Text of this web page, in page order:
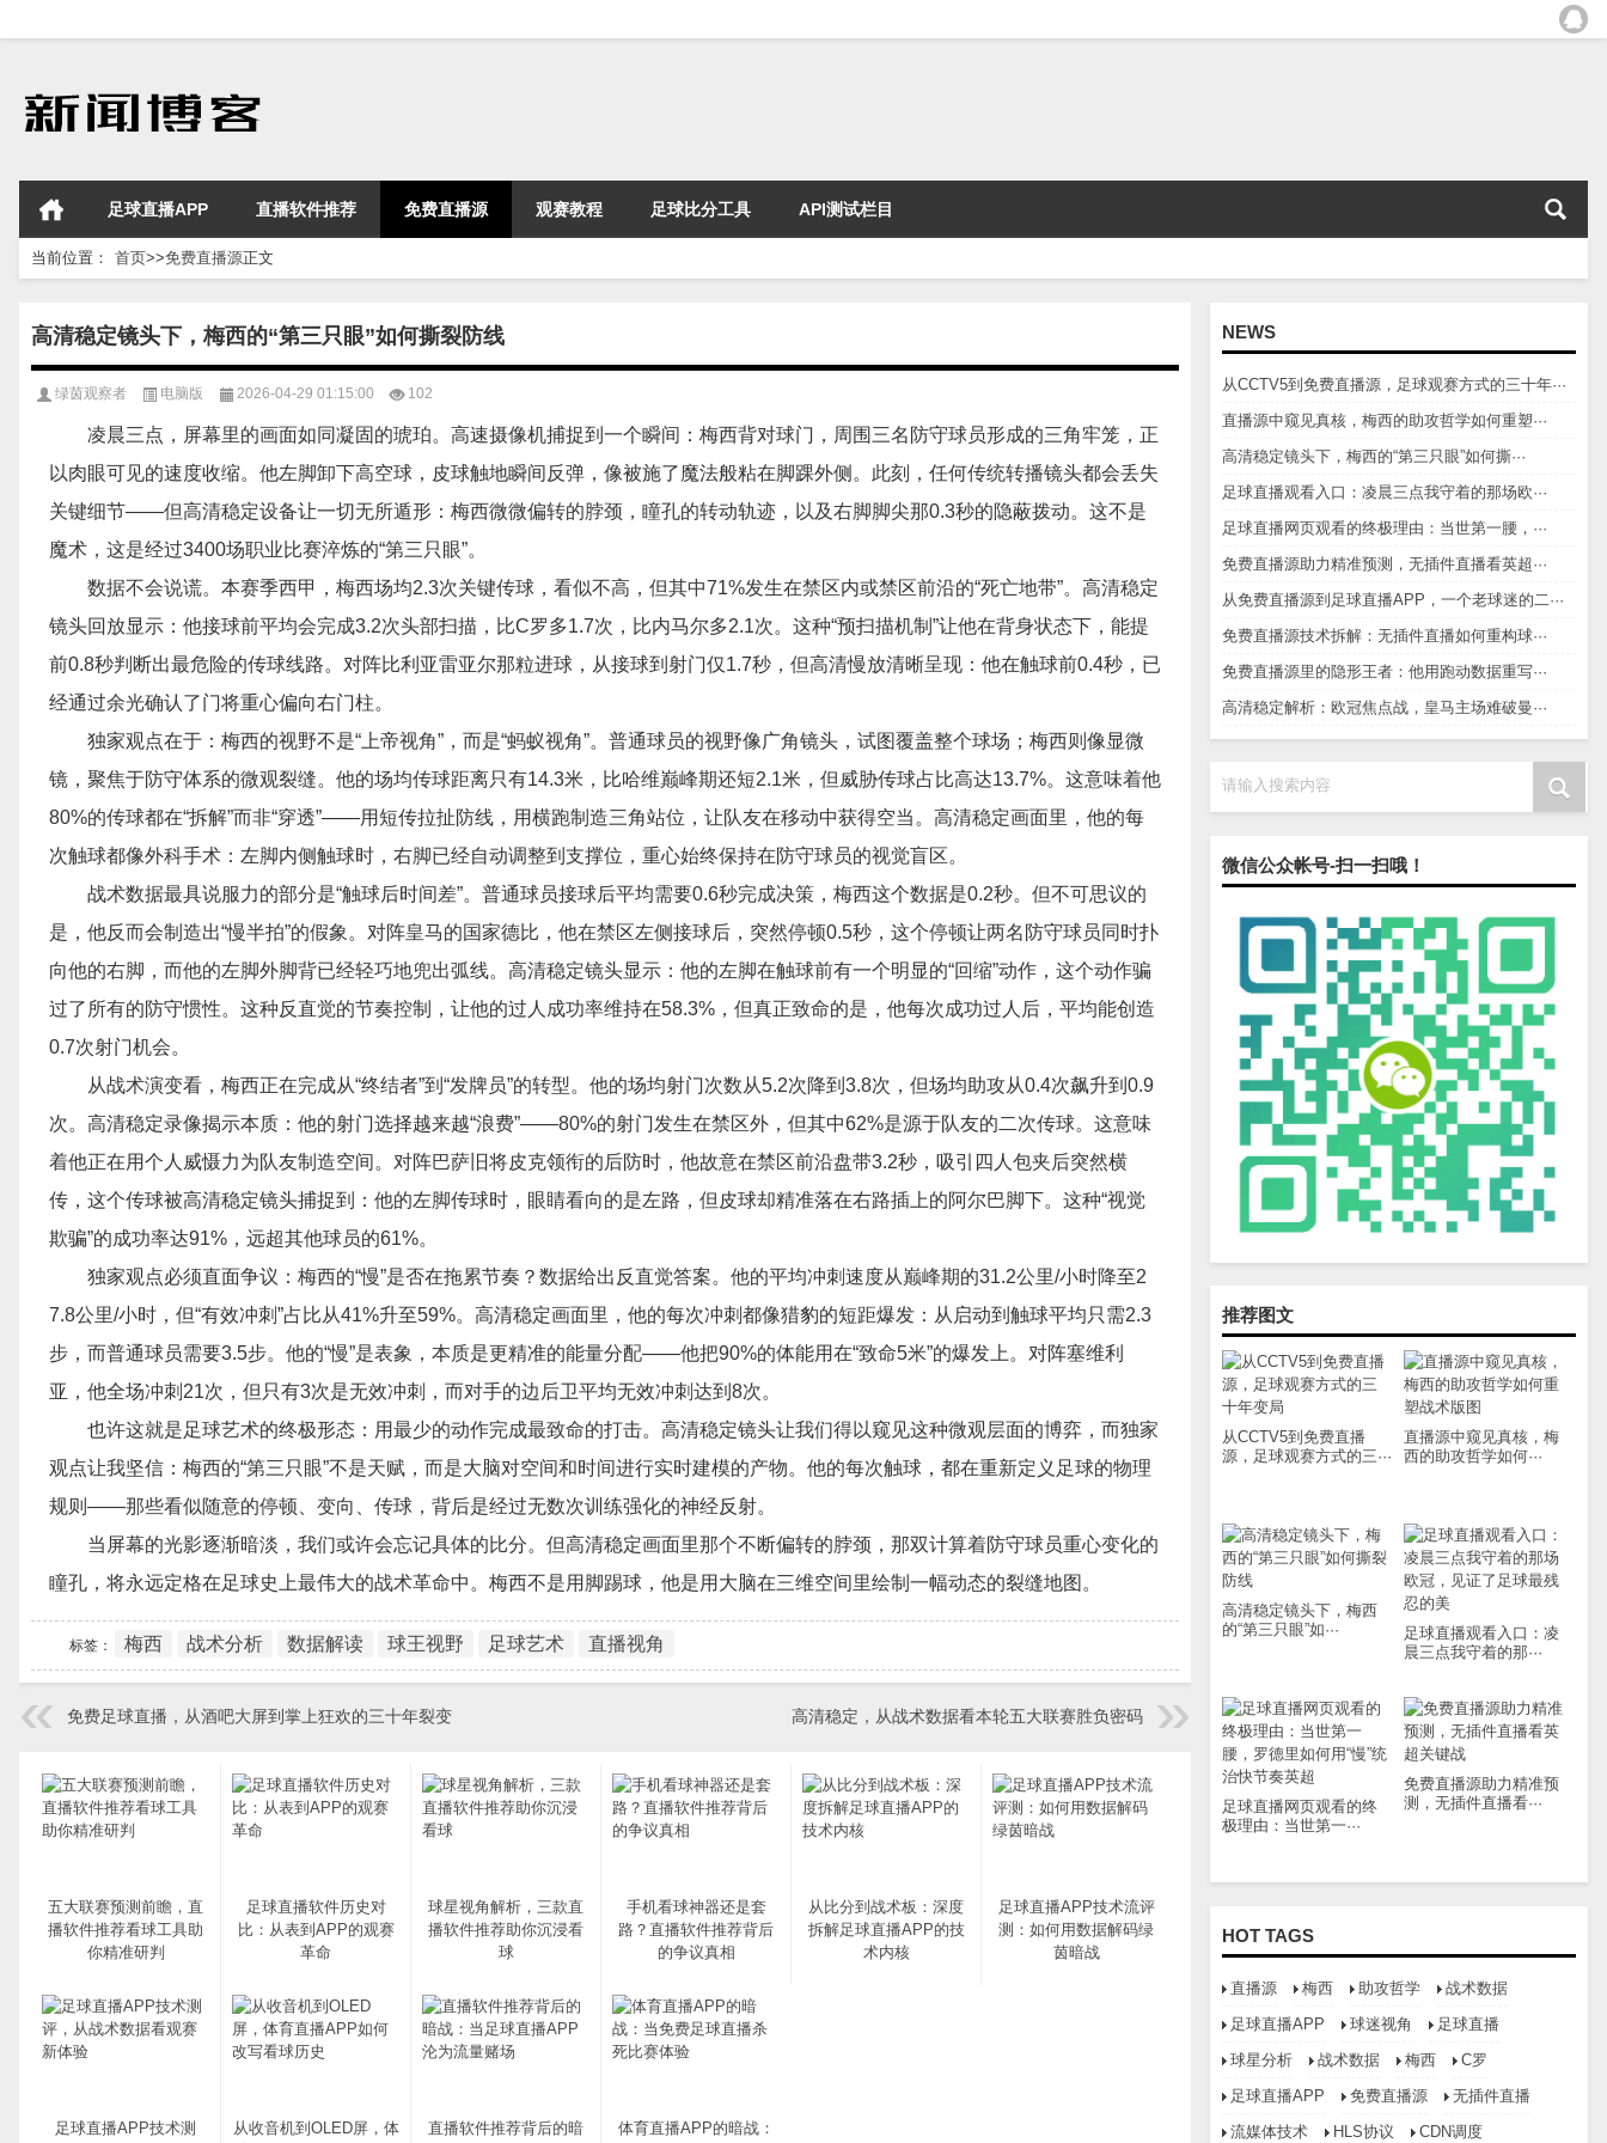
足球直播APP 直播软件推荐 免费直播源 观赛教程 足球比分工具 API测试栏目
当前位置： 首页>>免费直播源正文
NEWS
从CCTV5到免费直播源，足球观赛方式的三十年···
直播源中窥见真核，梅西的助攻哲学如何重塑···
高清稳定镜头下，梅西的“第三只眼”如何撕···
足球直播观看入口：凌晨三点我守着的那场欧···
足球直播网页观看的终极理由：当世第一腰，···
免费直播源助力精准预测，无插件直播看英超···
从免费直播源到足球直播APP，一个老球迷的二···
免费直播源技术拆解：无插件直播如何重构球···
免费直播源里的隐形王者：他用跑动数据重写···
高清稳定解析：欧冠焦点战，皇马主场难破曼···
请输入搜索内容
微信公众帐号-扫一扫哦！
推荐图文
从CCTV5到免费直播
源，足球观赛方式的三···
直播源中窥见真核，梅
西的助攻哲学如何···
高清稳定镜头下，梅西
的“第三只眼”如···
足球直播观看入口：凌
晨三点我守着的那···
足球直播网页观看的终
极理由：当世第一···
免费直播源助力精准预
测，无插件直播看···
HOT TAGS
直播源 梅西 助攻哲学
战术数据
足球直播APP
球迷视角
足球直播
球星分析
战术数据 梅西
C罗
足球直播APP
免费直播源
无插件直播
流媒体技术
HLS协议 CDN调度
高清稳定镜头下，梅西的“第三只眼”如何撕裂防线
绿茵观察者 电脑版 2026-04-29 01:15:00 102
凌晨三点，屏幕里的画面如同凝固的琥珀。高速摄像机捕捉到一个瞬间：梅西背对球门，周围三名防守球员形成的三角牢笼，正
以肉眼可见的速度收缩。他左脚卸下高空球，皮球触地瞬间反弹，像被施了魔法般粘在脚踝外侧。此刻，任何传统转播镜头都会丢失
关键细节——但高清稳定设备让一切无所遁形：梅西微微偏转的脖颈，瞳孔的转动轨迹，以及右脚脚尖那0.3秒的隐蔽拨动。这不是
魔术，这是经过3400场职业比赛淬炼的“第三只眼”。
数据不会说谎。本赛季西甲，梅西场均2.3次关键传球，看似不高，但其中71%发生在禁区内或禁区前沿的“死亡地带”。高清稳定
镜头回放显示：他接球前平均会完成3.2次头部扫描，比C罗多1.7次，比内马尔多2.1次。这种“预扫描机制”让他在背身状态下，能提
前0.8秒判断出最危险的传球线路。对阵比利亚雷亚尔那粒进球，从接球到射门仅1.7秒，但高清慢放清晰呈现：他在触球前0.4秒，已
经通过余光确认了门将重心偏向右门柱。
独家观点在于：梅西的视野不是“上帝视角”，而是“蚂蚁视角”。普通球员的视野像广角镜头，试图覆盖整个球场；梅西则像显微
镜，聚焦于防守体系的微观裂缝。他的场均传球距离只有14.3米，比哈维巅峰期还短2.1米，但威胁传球占比高达13.7%。这意味着他
80%的传球都在“拆解”而非“穿透”——用短传拉扯防线，用横跑制造三角站位，让队友在移动中获得空当。高清稳定画面里，他的每
次触球都像外科手术：左脚内侧触球时，右脚已经自动调整到支撑位，重心始终保持在防守球员的视觉盲区。
战术数据最具说服力的部分是“触球后时间差”。普通球员接球后平均需要0.6秒完成决策，梅西这个数据是0.2秒。但不可思议的
是，他反而会制造出“慢半拍”的假象。对阵皇马的国家德比，他在禁区左侧接球后，突然停顿0.5秒，这个停顿让两名防守球员同时扑
向他的右脚，而他的左脚外脚背已经轻巧地兜出弧线。高清稳定镜头显示：他的左脚在触球前有一个明显的“回缩”动作，这个动作骗
过了所有的防守惯性。这种反直觉的节奏控制，让他的过人成功率维持在58.3%，但真正致命的是，他每次成功过人后，平均能创造
0.7次射门机会。
从战术演变看，梅西正在完成从“终结者”到“发牌员”的转型。他的场均射门次数从5.2次降到3.8次，但场均助攻从0.4次飙升到0.9
次。高清稳定录像揭示本质：他的射门选择越来越“浪费”——80%的射门发生在禁区外，但其中62%是源于队友的二次传球。这意味
着他正在用个人威慑力为队友制造空间。对阵巴萨旧将皮克领衔的后防时，他故意在禁区前沿盘带3.2秒，吸引四人包夹后突然横
传，这个传球被高清稳定镜头捕捉到：他的左脚传球时，眼睛看向的是左路，但皮球却精准落在右路插上的阿尔巴脚下。这种“视觉
欺骗”的成功率达91%，远超其他球员的61%。
独家观点必须直面争议：梅西的“慢”是否在拖累节奏？数据给出反直觉答案。他的平均冲刺速度从巅峰期的31.2公里/小时降至2
7.8公里/小时，但“有效冲刺”占比从41%升至59%。高清稳定画面里，他的每次冲刺都像猎豹的短距爆发：从启动到触球平均只需2.3
步，而普通球员需要3.5步。他的“慢”是表象，本质是更精准的能量分配——他把90%的体能用在“致命5米”的爆发上。对阵塞维利
亚，他全场冲刺21次，但只有3次是无效冲刺，而对手的边后卫平均无效冲刺达到8次。
也许这就是足球艺术的终极形态：用最少的动作完成最致命的打击。高清稳定镜头让我们得以窥见这种微观层面的博弈，而独家
观点让我坚信：梅西的“第三只眼”不是天赋，而是大脑对空间和时间进行实时建模的产物。他的每次触球，都在重新定义足球的物理
规则——那些看似随意的停顿、变向、传球，背后是经过无数次训练强化的神经反射。
当屏幕的光影逐渐暗淡，我们或许会忘记具体的比分。但高清稳定画面里那个不断偏转的脖颈，那双计算着防守球员重心变化的
瞳孔，将永远定格在足球史上最伟大的战术革命中。梅西不是用脚踢球，他是用大脑在三维空间里绘制一幅动态的裂缝地图。
标签： 梅西 战术分析 数据解读 球王视野 足球艺术 直播视角
免费足球直播，从酒吧大屏到掌上狂欢的三十年裂变 高清稳定，从战术数据看本轮五大联赛胜负密码
五大联赛预测前瞻，直
播软件推荐看球工具助
你精准研判
足球直播软件历史对
比：从表到APP的观赛
革命
球星视角解析，三款直
播软件推荐助你沉浸看
球
手机看球神器还是套
路？直播软件推荐背后
的争议真相
从比分到战术板：深度
拆解足球直播APP的技
术内核
足球直播APP技术流评
测：如何用数据解码绿
茵暗战
足球直播APP技术测
从收音机到OLED屏，体
直播软件推荐背后的暗
体育直播APP的暗战：